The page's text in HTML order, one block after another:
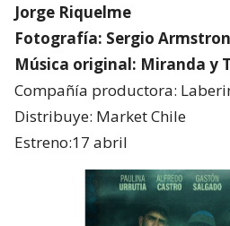
Jorge Riquelme
Fotografía: Sergio
Música original: Miranda y
Compañía productora:
Distribuye: Market Chile
Estreno:17 abril